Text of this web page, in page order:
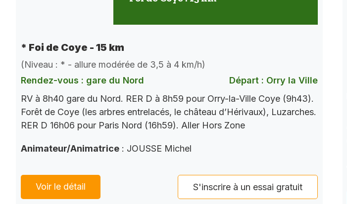
* Foi de Coye - 15 km
(Niveau : * - allure modérée de 3,5 à 4 km/h)
Rendez-vous : gare du Nord
Départ : Orry la Ville
RV à 8h40 gare du Nord. RER D à 8h59 pour Orry-la-Ville Coye (9h43).
Forêt de Coye (les arbres entrelacés, le château d’Hérivaux), Luzarches.
RER D 16h06 pour Paris Nord (16h59). Aller Hors Zone
Animateur/Animatrice : JOUSSE Michel
Voir le détail S'inscrire à un essai gratuit